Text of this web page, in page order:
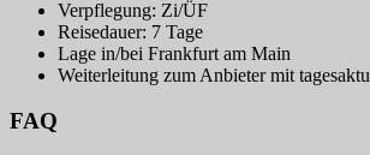
Verpflegung: Zi/ÜF
Reisedauer: 7 Tage
Lage in/bei Frankfurt am Main
Weiterleitung zum Anbieter mit
FAQ